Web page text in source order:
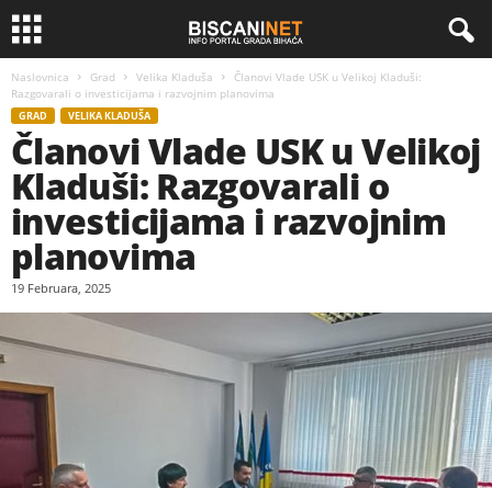
Naslovnica Grad Velika Kladuša
Članovi Vlade USK u Velikoj Kladuši:
Razgovarali o investicijama i razvojnim planovima
GRAD VELIKA KLADUŠA
Članovi Vlade USK u Velikoj
Kladuši: Razgovarali o
investicijama i razvojnim
planovima
19 Februara, 2025